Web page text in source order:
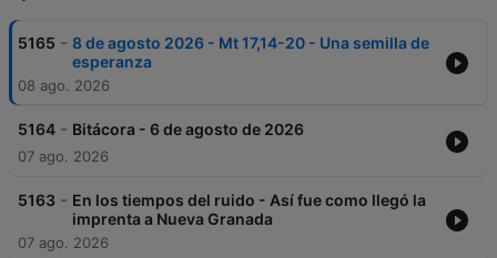
5165 - 8 de agosto 2026 - Mt 17,14-20 - Una semilla de
esperanza
08 ago. 2026
5164 - Bitácora - 6 de agosto de 2026
07 ago. 2026
5163 - En los tiempos del ruido - Así fue como llegó la
imprenta a Nueva Granada
07 ago. 2026